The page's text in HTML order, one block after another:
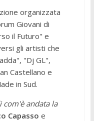
organizzata
Giovani di
il Futuro" e
gli artisti che
"Dj GL",
Castellano e
in Sud.
com'è andata la
Capasso e